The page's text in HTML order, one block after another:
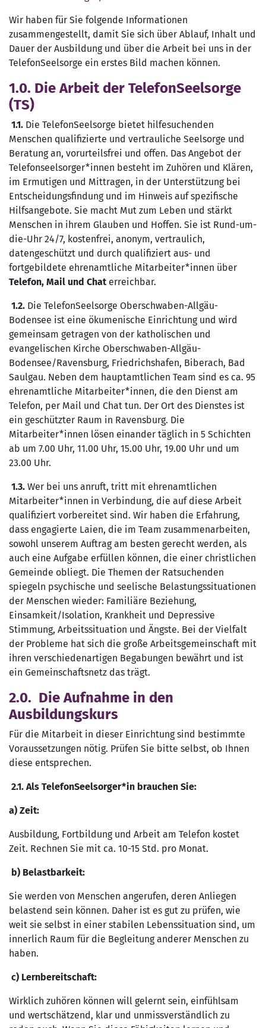
Wir haben für Sie folgende Informationen
zusammengestellt, damit Sie sich über Ablauf, Inhalt und
Dauer der Ausbildung und über die Arbeit bei uns in der
TelefonSeelsorge ein erstes Bild machen können.
1.0. Die Arbeit der TelefonSeelsorge
(TS)
1.1. Die TelefonSeelsorge bietet hilfesuchenden
Menschen qualifizierte und vertrauliche Seelsorge und
Beratung an, vorurteilsfrei und offen. Das Angebot der
Telefonseelsorger*innen besteht im Zuhören und Klären,
im Ermutigen und Mittragen, in der Unterstützung bei
Entscheidungsfindung und im Hinweis auf spezifische
Hilfsangebote. Sie macht Mut zum Leben und stärkt
Menschen in ihrem Glauben und Hoffen. Sie ist Rund-um-
die-Uhr 24/7, kostenfrei, anonym, vertraulich,
datengeschützt und durch qualifiziert aus- und
fortgebildete ehrenamtliche Mitarbeiter*innen über
Telefon, Mail und Chat erreichbar.
1.2. Die TelefonSeelsorge Oberschwaben-Allgäu-
Bodensee ist eine ökumenische Einrichtung und wird
gemeinsam getragen von der katholischen und
evangelischen Kirche Oberschwaben-Allgäu-
Bodensee/Ravensburg, Friedrichshafen, Biberach, Bad
Saulgau. Neben dem hauptamtlichen Team sind es ca. 95
ehrenamtliche Mitarbeiter*innen, die den Dienst am
Telefon, per Mail und Chat tun. Der Ort des Dienstes ist
ein geschützter Raum in Ravensburg. Die
Mitarbeiter*innen lösen einander täglich in 5 Schichten
ab um 7.00 Uhr, 11.00 Uhr, 15.00 Uhr, 19.00 Uhr und um
23.00 Uhr.
1.3. Wer bei uns anruft, tritt mit ehrenamtlichen
Mitarbeiter*innen in Verbindung, die auf diese Arbeit
qualifiziert vorbereitet sind. Wir haben die Erfahrung,
dass engagierte Laien, die im Team zusammenarbeiten,
sowohl unserem Auftrag am besten gerecht werden, als
auch eine Aufgabe erfüllen können, die einer christlichen
Gemeinde obliegt. Die Themen der Ratsuchenden
spiegeln psychische und seelische Belastungssituationen
der Menschen wieder: Familiäre Beziehung,
Einsamkeit/Isolation, Krankheit und Depressive
Stimmung, Arbeitssituation und Ängste. Bei der Vielfalt
der Probleme hat sich die große Arbeitsgemeinschaft mit
ihren verschiedenartigen Begabungen bewährt und ist
ein Gemeinschaftsnetz das trägt.
2.0. Die Aufnahme in den
Ausbildungskurs
Für die Mitarbeit in dieser Einrichtung sind bestimmte
Voraussetzungen nötig. Prüfen Sie bitte selbst, ob Ihnen
diese entsprechen.
2.1. Als TelefonSeelsorger*in brauchen Sie:
a) Zeit:
Ausbildung, Fortbildung und Arbeit am Telefon kostet
Zeit. Rechnen Sie mit ca. 10-15 Std. pro Monat.
b) Belastbarkeit:
Sie werden von Menschen angerufen, deren Anliegen
belastend sein können. Daher ist es gut zu prüfen, wie
weit sie selbst in einer stabilen Lebenssituation sind, um
innerlich Raum für die Begleitung anderer Menschen zu
haben.
c) Lernbereitschaft:
Wirklich zuhören können will gelernt sein, einfühlsam
und wertschätzend, klar und unmissverständlich zu